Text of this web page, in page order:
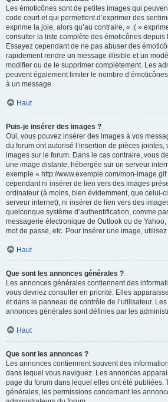
Les émoticônes sont de petites images qui
code court et qui permettent d’exprimer des
exprime la joie, alors qu’au contraire, « :( »
consulter la liste complète des émoticônes
Essayez cependant de ne pas abuser des
rapidement rendre un message illisible et un
modifier ou de le supprimer complètement. Les
peuvent également limiter le nombre
à un message.
Haut
Puis-je insérer des images ?
Oui, vous pouvez insérer des images à vos
du forum ont autorisé l’insertion de pièces
images sur le forum. Dans le cas contraire, vous
une image distante, hébergée sur un serveur
exemple « http://www.exemple.com/mon-
cependant ni insérer de lien vers des images
ordinateur (à moins, bien évidemment, que celui-
serveur internet), ni insérer de lien vers des
quelconque système d’authentification, comme
messagerie électronique de Outlook ou de
mot de passe, etc. Pour insérer une image,
Haut
Que sont les annonces générales ?
Les annonces générales contiennent des
vous devriez consulter en priorité. Elles
et dans le panneau de contrôle de l’utilisateur.
annonces générales sont définies par les
Haut
Que sont les annonces ?
Les annonces contiennent souvent des
dans lequel vous naviguez. Les annonces
page du forum dans lequel elles ont été publiées.
générales, les permissions concernant les